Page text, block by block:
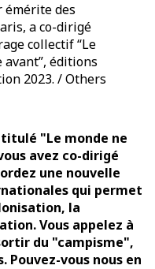
émérite des
a co-dirigé
collectif “Le
avant”, éditions
2023. / Others
"Le monde ne
avez co-dirigé
une nouvelle
qui permet
la
Vous appelez à
du "campisme",
Pouvez-vous nous en